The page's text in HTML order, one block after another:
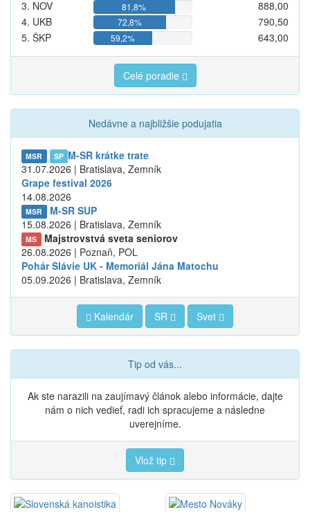
3. NOV
81,8%
888,00
4. UKB
72,8%
790,50
5. ŠKP
59,2% 643,00
Celé poradie
Nedávne a najbližšie podujatia
MSR SP M-SR krátke trate
31.07.2026 | Bratislava, Zemník
Grape festival 2026
14.08.2026
MSR
M-SR SUP
15.08.2026 | Bratislava, Zemník
MS
Majstrovstvá sveta seniorov
26.08.2026 | Poznaň, POL
Pohár Slávie UK - Memoriál Jána Matochu
05.09.2026 | Bratislava, Zemník
Kalendár SR Svet
Tip od vás...
Ak ste narazili na zaujímavý článok alebo informácie, dajte
nám o nich vedieť, radi ich spracujeme a následne
uverejníme.
Vlož tip